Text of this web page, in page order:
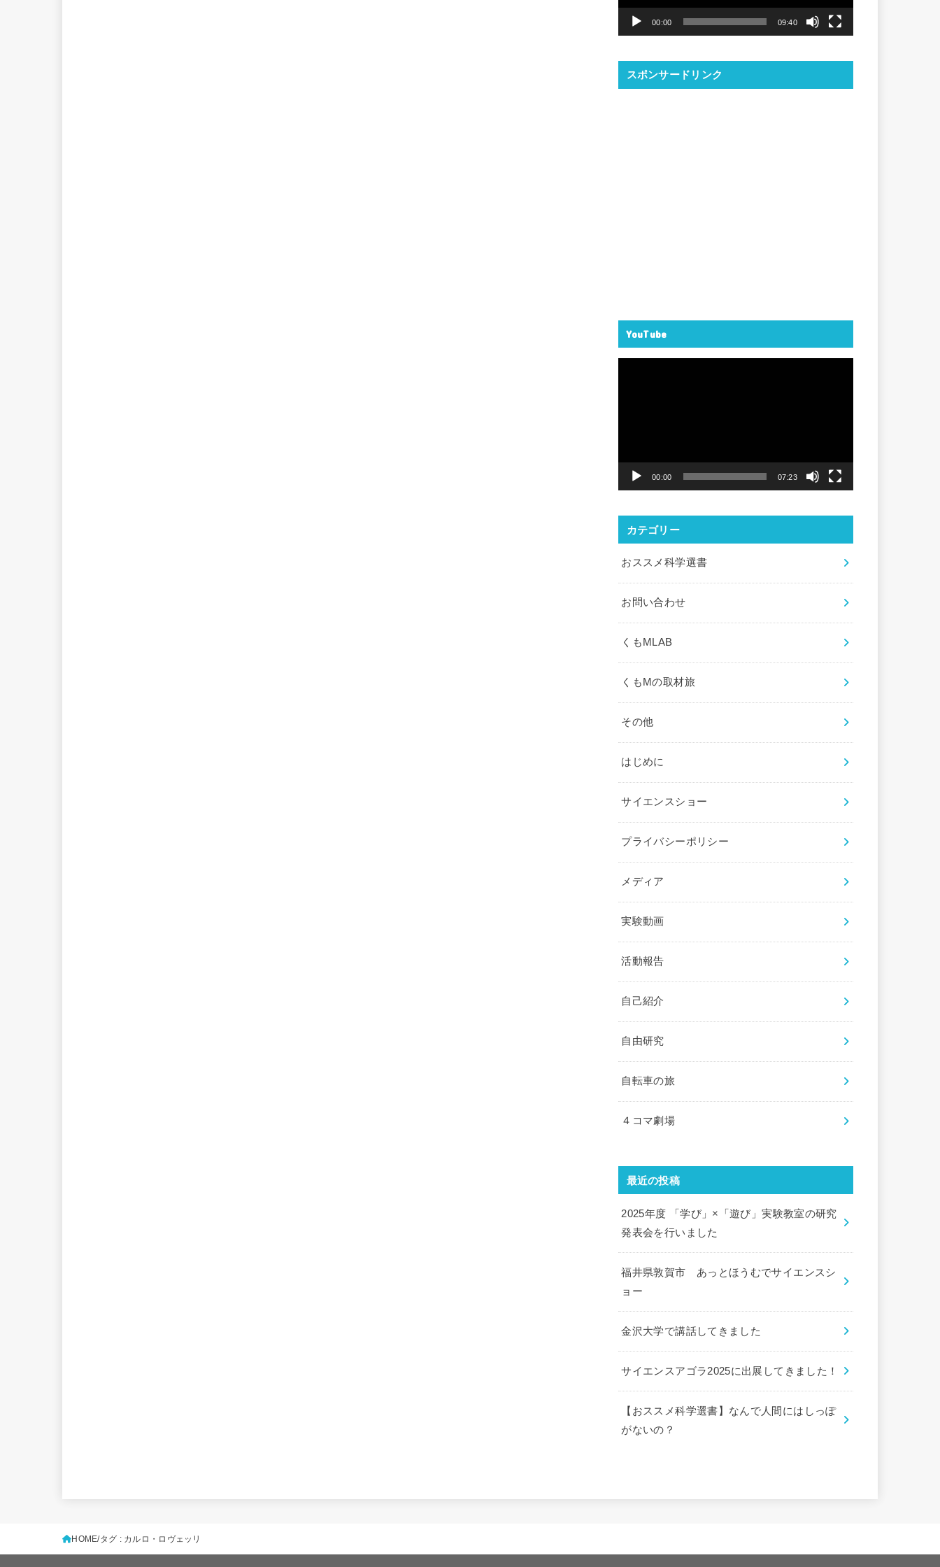
ヤ
00:00 09:40
スポンサードリンク
YouTube
ヤ
00:00 07:23
カテゴリー
おススメ科学選書
お問い合わせ
くもMLAB
くもMの取材旅
その他
はじめに
サイエンスショー
プライバシーポリシー
メディア
実験動画
活動報告
自己紹介
自由研究
自転車の旅
４コマ劇場
最近の投稿
2025年度 「学び」×「遊び」実験教室の研究
発表会を行いました
福井県敦賀市 あっとほうむでサイエンスシ
ョー
金沢大学で講話してきました
サイエンスアゴラ2025に出展してきました！
【おススメ科学選書】なんで人間にはしっぽ
がないの？
HOME タグ : カルロ・ロヴェッリ